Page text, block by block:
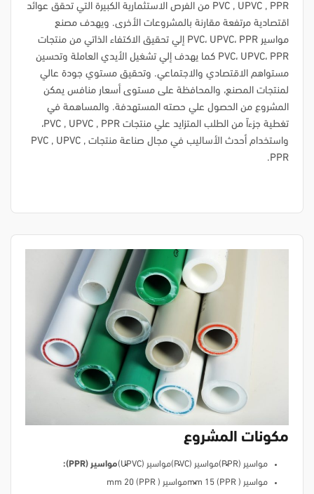
PVC , UPVC , PPR من الفرص الاستثمارية الكبيرة التي تحقق عوائد
اقتصادية مرتفعة مقارنة بالمشروعات الأخرى. ويهدف مصنع
مواسير PVC، UPVC، PPR إلي تحقيق الاكتفاء الذاتي من منتجات
PVC، UPVC، PPR كما يهدف إلي تشغيل الأيدي العاملة وتحسين
مستواهم الاقتصادي والاجتماعي. وتحقيق مستوي جودة عالي
لمنتجات المصنع، والمحافظة على مستوى أسعار منافس يمكن
المشروع من الحصول علي حصته المستهدفة. والمساهمة في
تغطية جزءاً من الطلب المتزايد علي منتجات PVC , UPVC , PPR،
واستخدام أحدث الأساليب في مجال صناعة منتجات PVC , UPVC ,
PPR.
مكونات المشروع
مواسير (PPR) مواسير (PVC) مواسير (UPVC)
مواسير (PPR):
مواسير ( mm 15 (PPR
مواسير ( mm 20 (PPR